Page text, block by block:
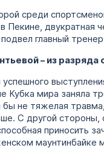
среди
Пекине, двукратная
главный тренер
– из
Кубка мира заняла
бы не тяжелая
С другой
приносить